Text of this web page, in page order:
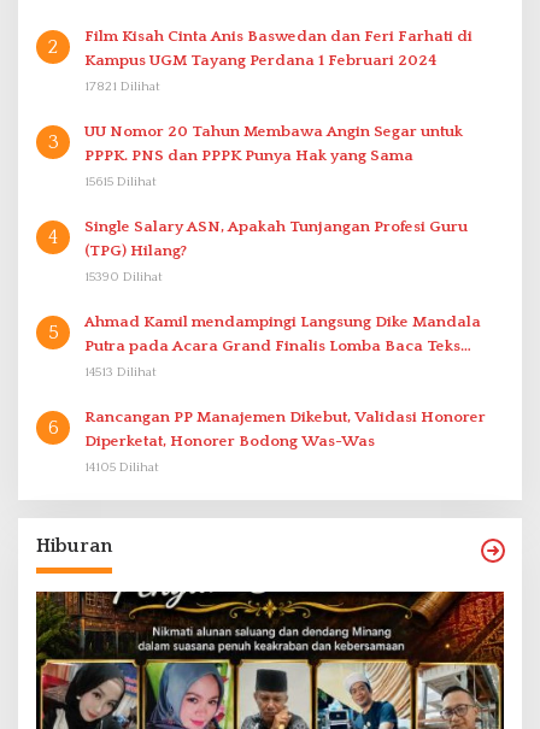
2
Film Kisah Cinta Anis Baswedan dan Feri Farhati di
Kampus UGM Tayang Perdana 1 Februari 2024
17821 Dilihat
3
UU Nomor 20 Tahun Membawa Angin Segar untuk
PPPK. PNS dan PPPK Punya Hak yang Sama
15615 Dilihat
4
Single Salary ASN, Apakah Tunjangan Profesi Guru
(TPG) Hilang?
15390 Dilihat
5
Ahmad Kamil mendampingi Langsung Dike Mandala
Putra pada Acara Grand Finalis Lomba Baca Teks
Proklamasi Mirip Bung Karno di Bali
14513 Dilihat
6
Rancangan PP Manajemen Dikebut, Validasi Honorer
Diperketat, Honorer Bodong Was-Was
14105 Dilihat
Hiburan